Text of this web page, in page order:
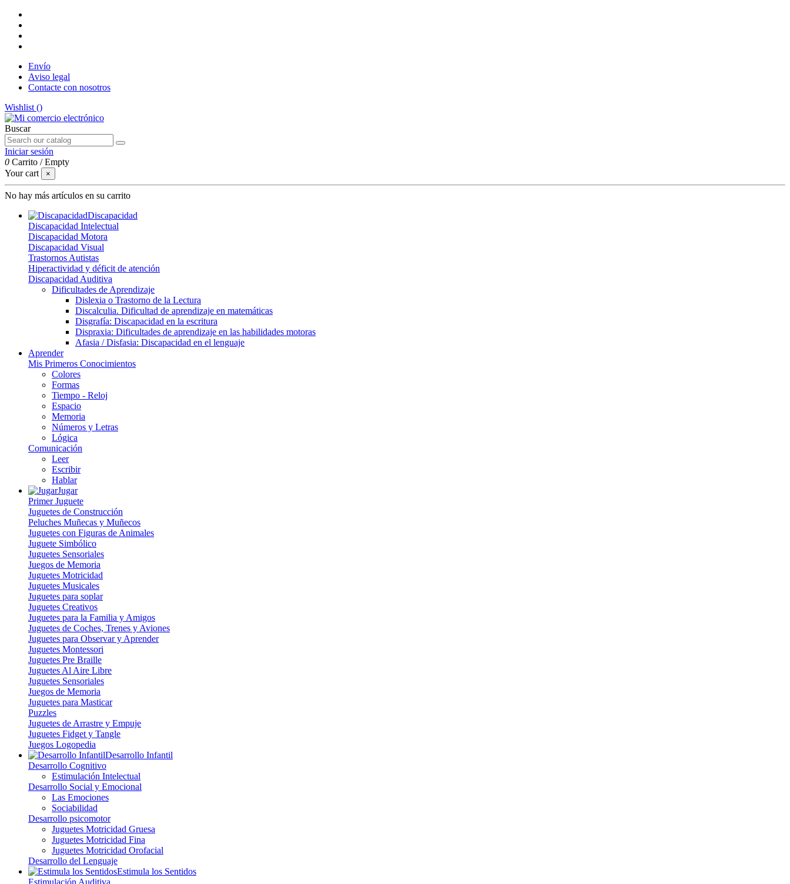
Envío
Aviso legal
Contacte con nosotros
Wishlist ()
Buscar
Iniciar sesión
0 Carrito /Empty
Your cart
×
No hay más artículos en su carrito
Discapacidad
Discapacidad Intelectual
Discapacidad Motora
Discapacidad Visual
Trastornos Autistas
Hiperactividad y déficit de atención
Discapacidad Auditiva
Dificultades de Aprendizaje
Dislexia o Trastorno de la Lectura
Discalculia. Dificultad de aprendizaje en matemáticas
Disgrafía: Discapacidad en la escritura
Dispraxia: Dificultades de aprendizaje en las habilidades motoras
Afasia / Disfasia: Discapacidad en el lenguaje
Aprender
Mis Primeros Conocimientos
Colores
Formas
Tiempo - Reloj
Espacio
Memoria
Números y Letras
Lógica
Comunicación
Leer
Escribir
Hablar
Jugar
Primer Juguete
Juguetes de Construcción
Peluches Muñecas y Muñecos
Juguetes con Figuras de Animales
Juguete Simbólico
Juguetes Sensoriales
Juegos de Memoria
Juguetes Motricidad
Juguetes Musicales
Juguetes para soplar
Juguetes Creativos
Juguetes para la Familia y Amigos
Juguetes de Coches, Trenes y Aviones
Juguetes para Observar y Aprender
Juguetes Montessori
Juguetes Pre Braille
Juguetes Al Aire Libre
Juguetes Sensoriales
Juegos de Memoria
Juguetes para Masticar
Puzzles
Juguetes de Arrastre y Empuje
Juguetes Fidget y Tangle
Juegos Logopedia
Desarrollo Infantil
Desarrollo Cognitivo
Estimulación Intelectual
Desarrollo Social y Emocional
Las Emociones
Sociabilidad
Desarrollo psicomotor
Juguetes Motricidad Gruesa
Juguetes Motricidad Fina
Juguetes Motricidad Orofacial
Desarrollo del Lenguaje
Estimula los Sentidos
Estimulación Auditiva